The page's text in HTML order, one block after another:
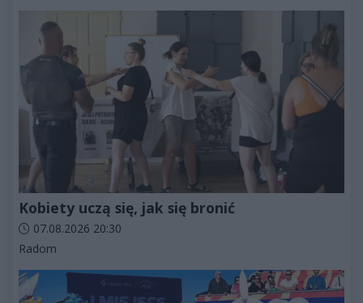
Kobiety uczą się, jak się bronić
Data dodania artykułu:
07.08.2026 20:30
Kategorie artykułu:
Radom